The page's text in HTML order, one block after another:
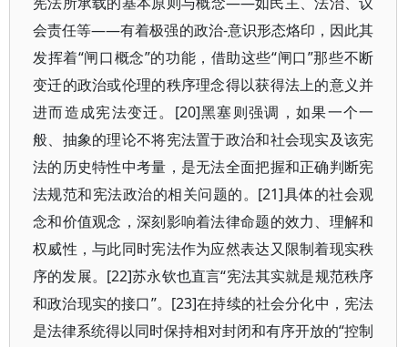
会责任等——有着极强的政治-意识形态烙印，因此其
发挥着“闸口概念”的功能，借助这些“闸口”那些不断
变迁的政治或伦理的秩序理念得以获得法上的意义并
进而造成宪法变迁。[20]黑塞则强调，如果一个一
般、抽象的理论不将宪法置于政治和社会现实及该宪
法的历史特性中考量，是无法全面把握和正确判断宪
法规范和宪法政治的相关问题的。[21]具体的社会观
念和价值观念，深刻影响着法律命题的效力、理解和
权威性，与此同时宪法作为应然表达又限制着现实秩
序的发展。[22]苏永钦也直言“宪法其实就是规范秩序
和政治现实的接口”。[23]在持续的社会分化中，宪法
是法律系统得以同时保持相对封闭和有序开放的“控制